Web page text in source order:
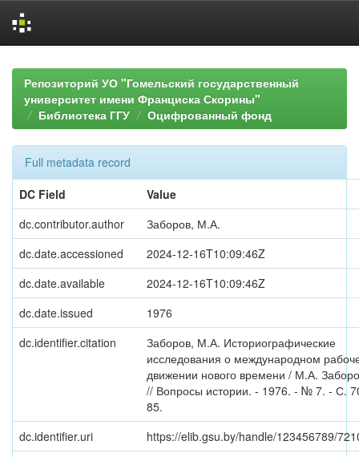
navigationРепозиторий УО "Гомельский государственный
университет имени Франциска Скорины"
Библиотека ГГУ
Оцифрованный фонд
Full metadata record
DC Field
Value
dc.contributor.author
Заборов, М.А.
dc.date.accessioned
2024-12-16T10:09:46Z
dc.date.available
2024-12-16T10:09:46Z
dc.date.issued
1976
dc.identifier.citation
Заборов, М.А. Историографические
исследования о международном
движении нового времени / М.А.
// Вопросы истории. - 1976. - № 7. - С.
85.
dc.identifier.uri
https://elib.gsu.by/handle/123456789/